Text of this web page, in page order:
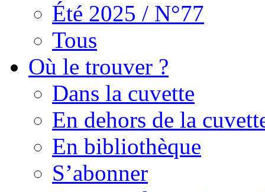
Été 2025 / N°77
Tous
Où le trouver ?
Dans la cuvette
En dehors de la
En bibliothèque
S’abonner